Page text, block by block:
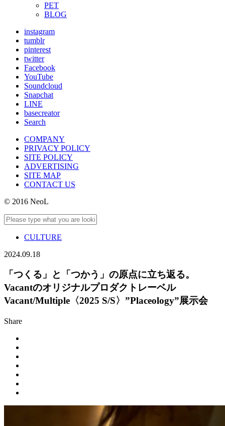
PET
BLOG
instagram
tumblr
pinterest
twitter
Facebook
YouTube
Soundcloud
Snapchat
LINE
basecreator
Search
COMPANY
PRIVACY POLICY
SITE POLICY
ADVERTISING
SITE MAP
CONTACT US
© 2016 NeoL
CULTURE
2024.09.18
「つくる」と「つかう」の原点に立ち返る。
Vacantのオリジナルプロダクトレーベル
Vacant/Multiple〈2025 S/S〉”Placeology”展示会
Share